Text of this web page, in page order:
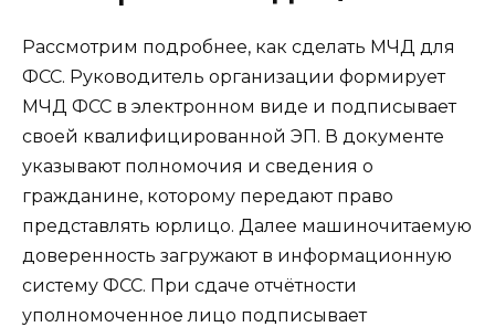
Рассмотрим подробнее, как сделать МЧД для
ФСС. Руководитель организации формирует
МЧД ФСС в электронном виде и подписывает
своей квалифицированной ЭП. В документе
указывают полномочия и сведения о
гражданине, которому передают право
представлять юрлицо. Далее машиночитаемую
доверенность загружают в информационную
систему ФСС. При сдаче отчётности
уполномоченное лицо подписывает